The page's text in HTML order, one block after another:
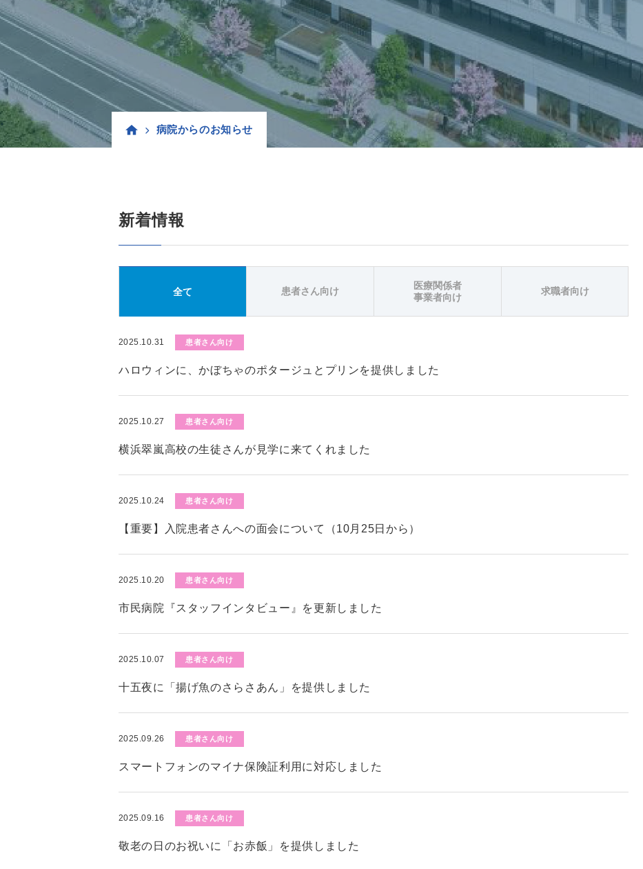
病院からのお知らせ
新着情報
全て 患者さん向け
医療関係者
事業者向け
求職者向け
2025.10.31 患者さん向け
ハロウィンに、かぼちゃのポタージュとプリンを提供しました
2025.10.27 患者さん向け
横浜翠嵐高校の生徒さんが見学に来てくれました
2025.10.24 患者さん向け
【重要】入院患者さんへの面会について（10月25日から）
2025.10.20 患者さん向け
市民病院『スタッフインタビュー』を更新しました
2025.10.07 患者さん向け
十五夜に「揚げ魚のさらさあん」を提供しました
2025.09.26 患者さん向け
スマートフォンのマイナ保険証利用に対応しました
2025.09.16 患者さん向け
敬老の日のお祝いに「お赤飯」を提供しました